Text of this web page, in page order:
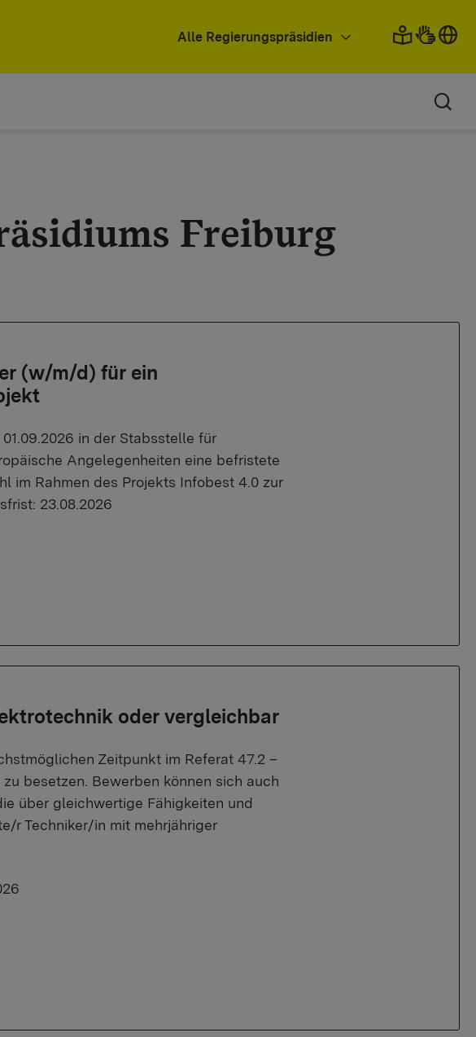
Alle Regierungspräsidien
Freiburg
(w/m/d) für ein
in der Stabsstelle für
Angelegenheiten eine befristete
im Rahmen des Projekts Infobest 4.0 zur
23.08.2026
oder vergleichbar
Zeitpunkt im Referat 47.2 –
besetzen. Bewerben können sich auch
über gleichwertige Fähigkeiten und
r Techniker/in mit mehrjähriger